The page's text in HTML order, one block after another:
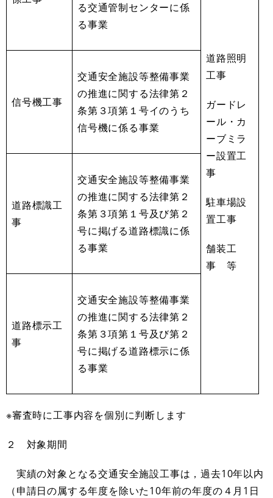
る交通管制センターに係
る事業
道路照明
工事
ガードレ
ール・カ
ーブミラ
ー設置工
事
駐車場設
置工事
舗装工
事 等
信号機工事
交通安全施設等整備事業
の推進に関する法律第２
条第３項第１号イのうち
信号機に係る事業
道路標識工
事
交通安全施設等整備事業
の推進に関する法律第２
条第３項第１号及び第２
号に掲げる道路標識に係
る事業
道路標示工
事
交通安全施設等整備事業
の推進に関する法律第２
条第３項第１号及び第２
号に掲げる道路標示に係
る事業
※審査時に工事内容を個別に判断します
２ 対象期間
実績の対象となる交通安全施設工事は，過去10年以内
（申請日の属する年度を除いた10年前の年度の４月1日